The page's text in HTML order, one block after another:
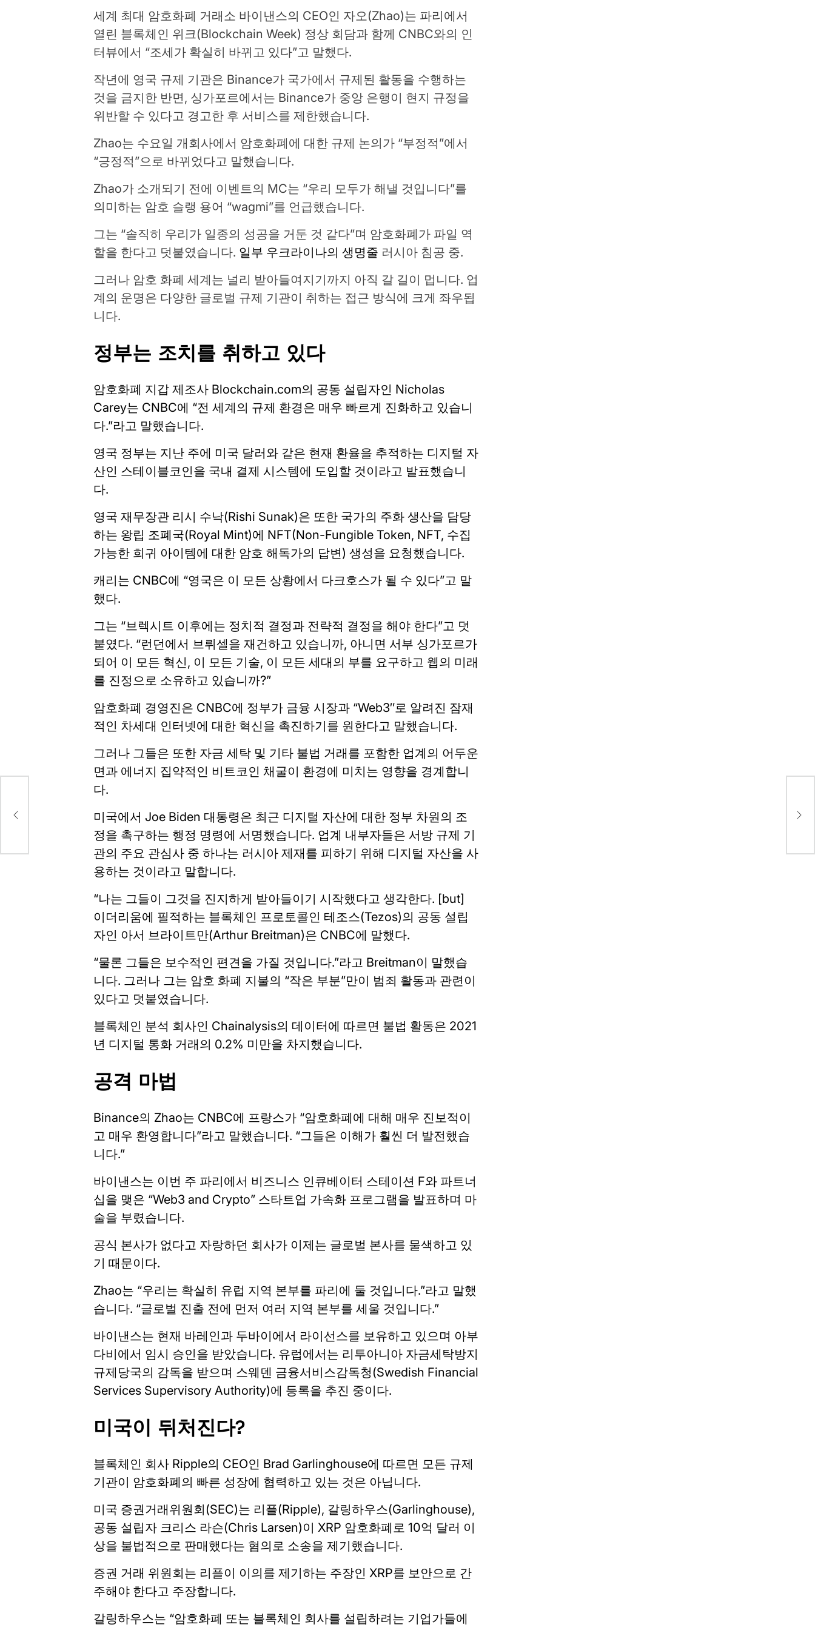
세계 최대 암호화폐 거래소 바이낸스의 CEO인 자오(Zhao)는 파리에서
열린 블록체인 위크(Blockchain Week) 정상 회담과 함께 CNBC와의 인
터뷰에서 “조세가 확실히 바뀌고 있다”고 말했다.
작년에 영국 규제 기관은 Binance가 국가에서 규제된 활동을 수행하는
것을 금지한 반면, 싱가포르에서는 Binance가 중앙 은행이 현지 규정을
위반할 수 있다고 경고한 후 서비스를 제한했습니다.
Zhao는 수요일 개회사에서 암호화폐에 대한 규제 논의가 “부정적”에서
“긍정적”으로 바뀌었다고 말했습니다.
Zhao가 소개되기 전에 이벤트의 MC는 “우리 모두가 해낼 것입니다”를
의미하는 암호 슬랭 용어 “wagmi”를 언급했습니다.
그는 “솔직히 우리가 일종의 성공을 거둔 것 같다”며 암호화폐가 파일 역
할을 한다고 덧붙였습니다. 일부 우크라이나의 생명줄 러시아 침공 중.
그러나 암호 화폐 세계는 널리 받아들여지기까지 아직 갈 길이 멉니다. 업
계의 운명은 다양한 글로벌 규제 기관이 취하는 접근 방식에 크게 좌우됩
니다.
정부는 조치를 취하고 있다
암호화폐 지갑 제조사 Blockchain.com의 공동 설립자인 Nicholas
Carey는 CNBC에 “전 세계의 규제 환경은 매우 빠르게 진화하고 있습니
다.”라고 말했습니다.
영국 정부는 지난 주에 미국 달러와 같은 현재 환율을 추적하는 디지털 자
산인 스테이블코인을 국내 결제 시스템에 도입할 것이라고 발표했습니
다.
영국 재무장관 리시 수낙(Rishi Sunak)은 또한 국가의 주화 생산을 담당
하는 왕립 조폐국(Royal Mint)에 NFT(Non-Fungible Token, NFT, 수집
가능한 희귀 아이템에 대한 암호 해독가의 답변) 생성을 요청했습니다.
캐리는 CNBC에 “영국은 이 모든 상황에서 다크호스가 될 수 있다”고 말
했다.
그는 “브렉시트 이후에는 정치적 결정과 전략적 결정을 해야 한다”고 덧
붙였다. “런던에서 브뤼셀을 재건하고 있습니까, 아니면 서부 싱가포르가
되어 이 모든 혁신, 이 모든 기술, 이 모든 세대의 부를 요구하고 웹의 미래
를 진정으로 소유하고 있습니까?”
암호화폐 경영진은 CNBC에 정부가 금융 시장과 “Web3″로 알려진 잠재
적인 차세대 인터넷에 대한 혁신을 촉진하기를 원한다고 말했습니다.
그러나 그들은 또한 자금 세탁 및 기타 불법 거래를 포함한 업계의 어두운
면과 에너지 집약적인 비트코인 ​​채굴이 환경에 미치는 영향을 경계합니
다.
미국에서 Joe Biden 대통령은 최근 디지털 자산에 대한 정부 차원의 조
정을 촉구하는 행정 명령에 서명했습니다. 업계 내부자들은 서방 규제 기
관의 주요 관심사 중 하나는 러시아 제재를 피하기 위해 디지털 자산을 사
용하는 것이라고 말합니다.
“나는 그들이 그것을 진지하게 받아들이기 시작했다고 생각한다. [but]
이더리움에 필적하는 블록체인 프로토콜인 테조스(Tezos)의 공동 설립
자인 아서 브라이트만(Arthur Breitman)은 CNBC에 말했다.
“물론 그들은 보수적인 편견을 가질 것입니다.”라고 Breitman이 말했습
니다. 그러나 그는 암호 화폐 지불의 “작은 부분”만이 범죄 활동과 관련이
있다고 덧붙였습니다.
블록체인 분석 회사인 Chainalysis의 데이터에 따르면 불법 활동은 2021
년 디지털 통화 거래의 0.2% 미만을 차지했습니다.
공격 마법
Binance의 Zhao는 CNBC에 프랑스가 “암호화폐에 대해 매우 진보적이
고 매우 환영합니다”라고 말했습니다. “그들은 이해가 훨씬 더 발전했습
니다.”
바이낸스는 이번 주 파리에서 비즈니스 인큐베이터 스테이션 F와 파트너
십을 맺은 “Web3 and Crypto” 스타트업 가속화 프로그램을 발표하며 마
술을 부렸습니다.
공식 본사가 없다고 자랑하던 회사가 이제는 글로벌 본사를 물색하고 있
기 때문이다.
Zhao는 “우리는 확실히 유럽 지역 본부를 파리에 둘 것입니다.”라고 말했
습니다. “글로벌 진출 전에 먼저 여러 지역 본부를 세울 것입니다.”
바이낸스는 현재 바레인과 두바이에서 라이선스를 보유하고 있으며 아부
다비에서 임시 승인을 받았습니다. 유럽에서는 리투아니아 자금세탁방지
규제당국의 감독을 받으며 스웨덴 금융서비스감독청(Swedish Financial
Services Supervisory Authority)에 등록을 추진 중이다.
미국이 뒤처진다?
블록체인 회사 Ripple의 CEO인 Brad Garlinghouse에 따르면 모든 규제
기관이 암호화폐의 빠른 성장에 협력하고 있는 것은 아닙니다.
미국 증권거래위원회(SEC)는 리플(Ripple), 갈링하우스(Garlinghouse),
공동 설립자 크리스 라슨(Chris Larsen)이 XRP 암호화폐로 10억 달러 이
상을 불법적으로 판매했다는 혐의로 소송을 제기했습니다.
증권 거래 위원회는 리플이 이의를 제기하는 주장인 XRP를 보안으로 간
주해야 한다고 주장합니다.
갈링하우스는 “암호화폐 또는 블록체인 회사를 설립하려는 기업가들에
기
인